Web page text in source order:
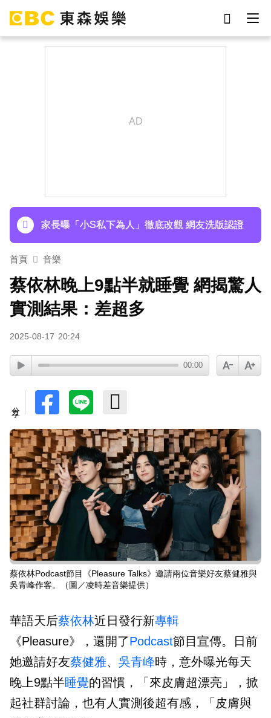
太誠實
家長曝「小S私下為人」徹底改觀 網友洗版認證
下載東森App，隨時掌握天下大小事！
寬魚營收衰退 「點名王心凌、楊丞琳」網笑翻：
太誠實
首頁 音樂
蔡依林晚上9點半就睡覺 網揭驚人
實測結果：差超多
2025-08-17 20:24
00:00
蔡依林Podcast節目《Pleasure Talks》邀請兩位音樂好友蔡健雅與
吳青峰作客。（圖／凌時差音樂提供）
華語天后蔡依林近日發行新專輯
《Pleasure》，還開了Podcast節目宣傳。日前
她邀請好友蔡健雅、 吳青峰時，意外曝光每天
晚上9點半睡覺的習慣，「來皮膚超漂亮」，掀
起社群討論，也有人實測後超有感，「皮膚與